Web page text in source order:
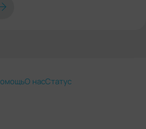
О насСтатус